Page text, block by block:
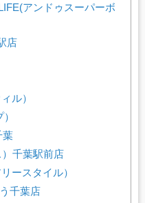
アンドゥスーパーボ
店
ル）
葉
千葉駅前店
ースタイル）
千葉店